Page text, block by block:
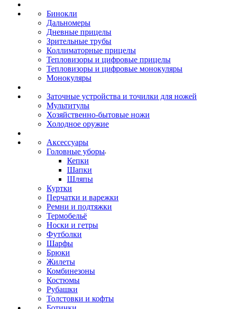
Бинокли
Дальномеры
Дневные прицелы
Зрительные трубы
Коллиматорные прицелы
Тепловизоры и цифровые прицелы
Тепловизоры и цифровые монокуляры
Монокуляры
Заточные устройства и точилки для ножей
Мультитулы
Хозяйственно-бытовые ножи
Холодное оружие
Аксессуары
Головные уборы
Кепки
Шапки
Шляпы
Куртки
Перчатки и варежки
Ремни и подтяжки
Термобельё
Носки и гетры
Футболки
Шарфы
Брюки
Жилеты
Комбинезоны
Костюмы
Рубашки
Толстовки и кофты